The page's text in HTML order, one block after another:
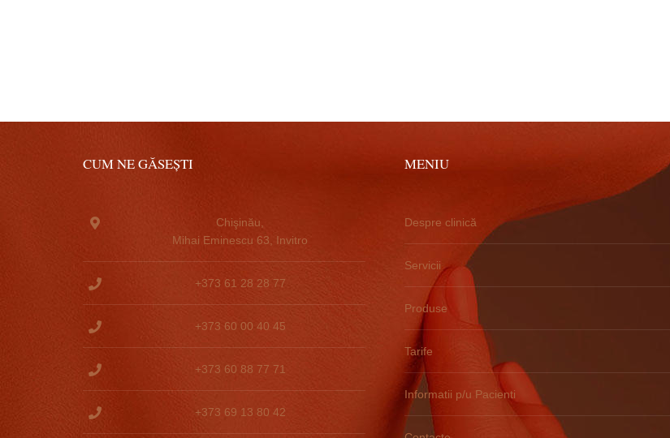
CUM NE GĂSEȘTI
Chişinău,
Mihai Eminescu 63, Invitro
+373 61 28 28 77
+373 60 00 40 45
+373 60 88 77 71
+373 69 13 80 42
MENIU
Despre clinică
Servicii
Produse
Tarife
Informatii p/u Pacienti